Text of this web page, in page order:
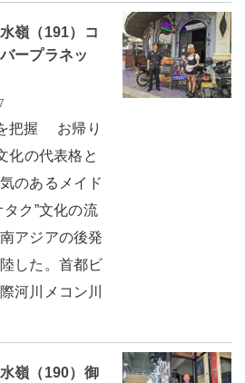
嶺（191）コ
ープラネッ
把握 お帰り
化の代表格と
のあるメイド
ク”文化の流
アジアの後発
した。首都ビ
河川メコン川
嶺（190）御